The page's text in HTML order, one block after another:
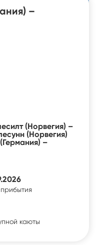
–
(Норвегия) –
(Норвегия)
–
каюты